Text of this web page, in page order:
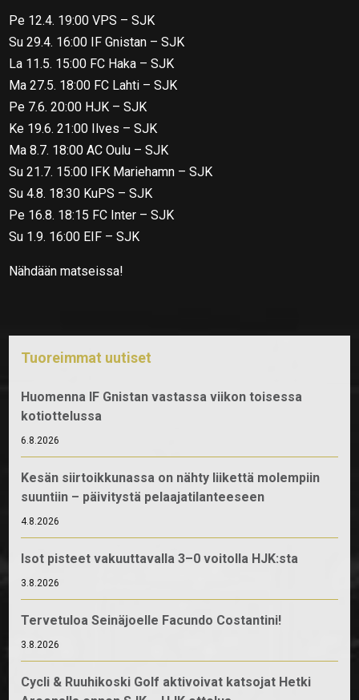
Pe 12.4. 19:00 VPS – SJK
Su 29.4. 16:00 IF Gnistan – SJK
La 11.5. 15:00 FC Haka – SJK
Ma 27.5. 18:00 FC Lahti – SJK
Pe 7.6. 20:00 HJK – SJK
Ke 19.6. 21:00 Ilves – SJK
Ma 8.7. 18:00 AC Oulu – SJK
Su 21.7. 15:00 IFK Mariehamn – SJK
Su 4.8. 18:30 KuPS – SJK
Pe 16.8. 18:15 FC Inter – SJK
Su 1.9. 16:00 EIF – SJK
Nähdään matseissa!
Tuoreimmat uutiset
Huomenna IF Gnistan vastassa viikon toisessa
kotiottelussa
6.8.2026
Kesän siirtoikkunassa on nähty liikettä molempiin
suuntiin – päivitystä pelaajatilanteeseen
4.8.2026
Isot pisteet vakuuttavalla 3–0 voitolla HJK:sta
3.8.2026
Tervetuloa Seinäjoelle Facundo Costantini!
3.8.2026
Cycli & Ruuhikoski Golf aktivoivat katsojat Hetki